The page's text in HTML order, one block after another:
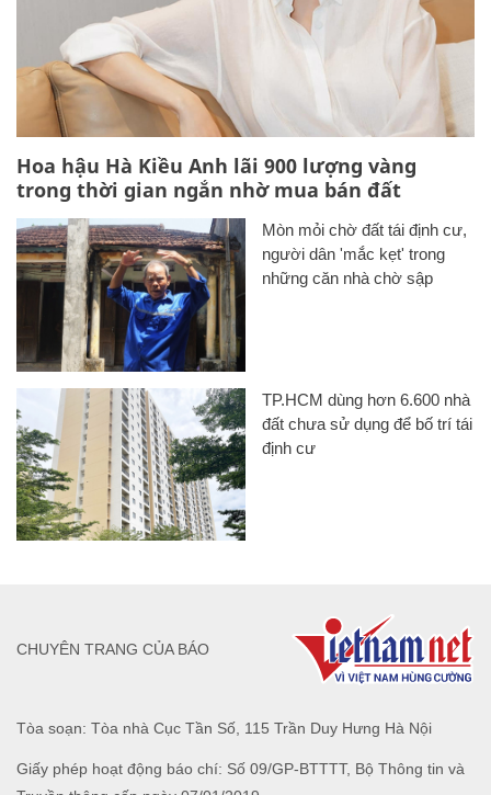
Hoa hậu Hà Kiều Anh lãi 900 lượng vàng
trong thời gian ngắn nhờ mua bán đất
Mòn mỏi chờ đất tái định cư,
người dân 'mắc kẹt' trong
những căn nhà chờ sập
TP.HCM dùng hơn 6.600 nhà
đất chưa sử dụng để bố trí tái
định cư
Tòa soạn: Tòa nhà Cục Tần Số, 115 Trần Duy Hưng Hà Nội
Giấy phép hoạt động báo chí: Số 09/GP-BTTTT, Bộ Thông tin và
CHUYÊN TRANG CỦA BÁO